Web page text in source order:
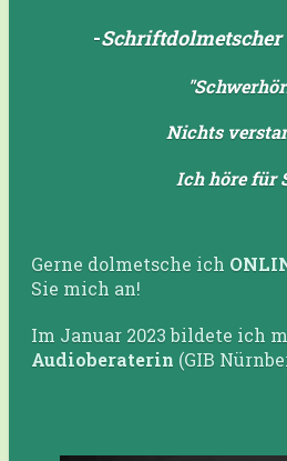
-
Nichts
Ich höre für
Gerne dolmetsche ich
Sie mich an!
Im Januar 2023 bildete ich
Audioberaterin (GIB